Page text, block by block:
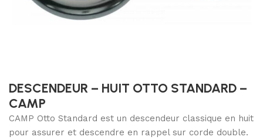
DESCENDEUR – HUIT OTTO STANDARD –
CAMP
CAMP Otto Standard est un descendeur classique en huit
pour assurer et descendre en rappel sur corde double.